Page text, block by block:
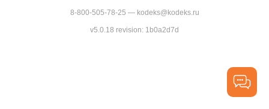
8-800-505-78-25 — kodeks@kodeks.ru
v5.0.18 revision: 1b0a2d7d